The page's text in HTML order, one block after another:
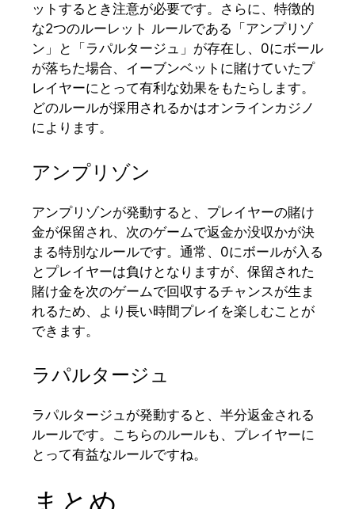
ットするとき注意が必要です。さらに、特徴的
な2つのルーレット ルールである「アンプリゾ
ン」と「ラパルタージュ」が存在し、0にボール
が落ちた場合、イーブンベットに賭けていたプ
レイヤーにとって有利な効果をもたらします。
どのルールが採用されるかはオンラインカジノ
によります。
アンプリゾン
アンプリゾンが発動すると、プレイヤーの賭け
金が保留され、次のゲームで返金か没収かが決
まる特別なルールです。通常、0にボールが入る
とプレイヤーは負けとなりますが、保留された
賭け金を次のゲームで回収するチャンスが生ま
れるため、より長い時間プレイを楽しむことが
できます。
ラパルタージュ
ラパルタージュが発動すると、半分返金される
ルールです。こちらのルールも、プレイヤーに
とって有益なルールですね。
まとめ